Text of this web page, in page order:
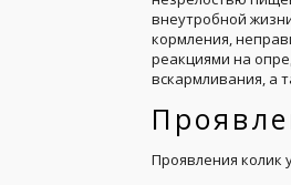
внеутробной
кормления,
реакциями на
вскармливания, а
Проявления колик